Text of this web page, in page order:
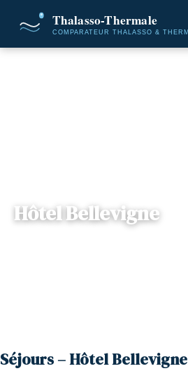
Hôtel Bellevigne
Séjours – Hôtel Bellevigne